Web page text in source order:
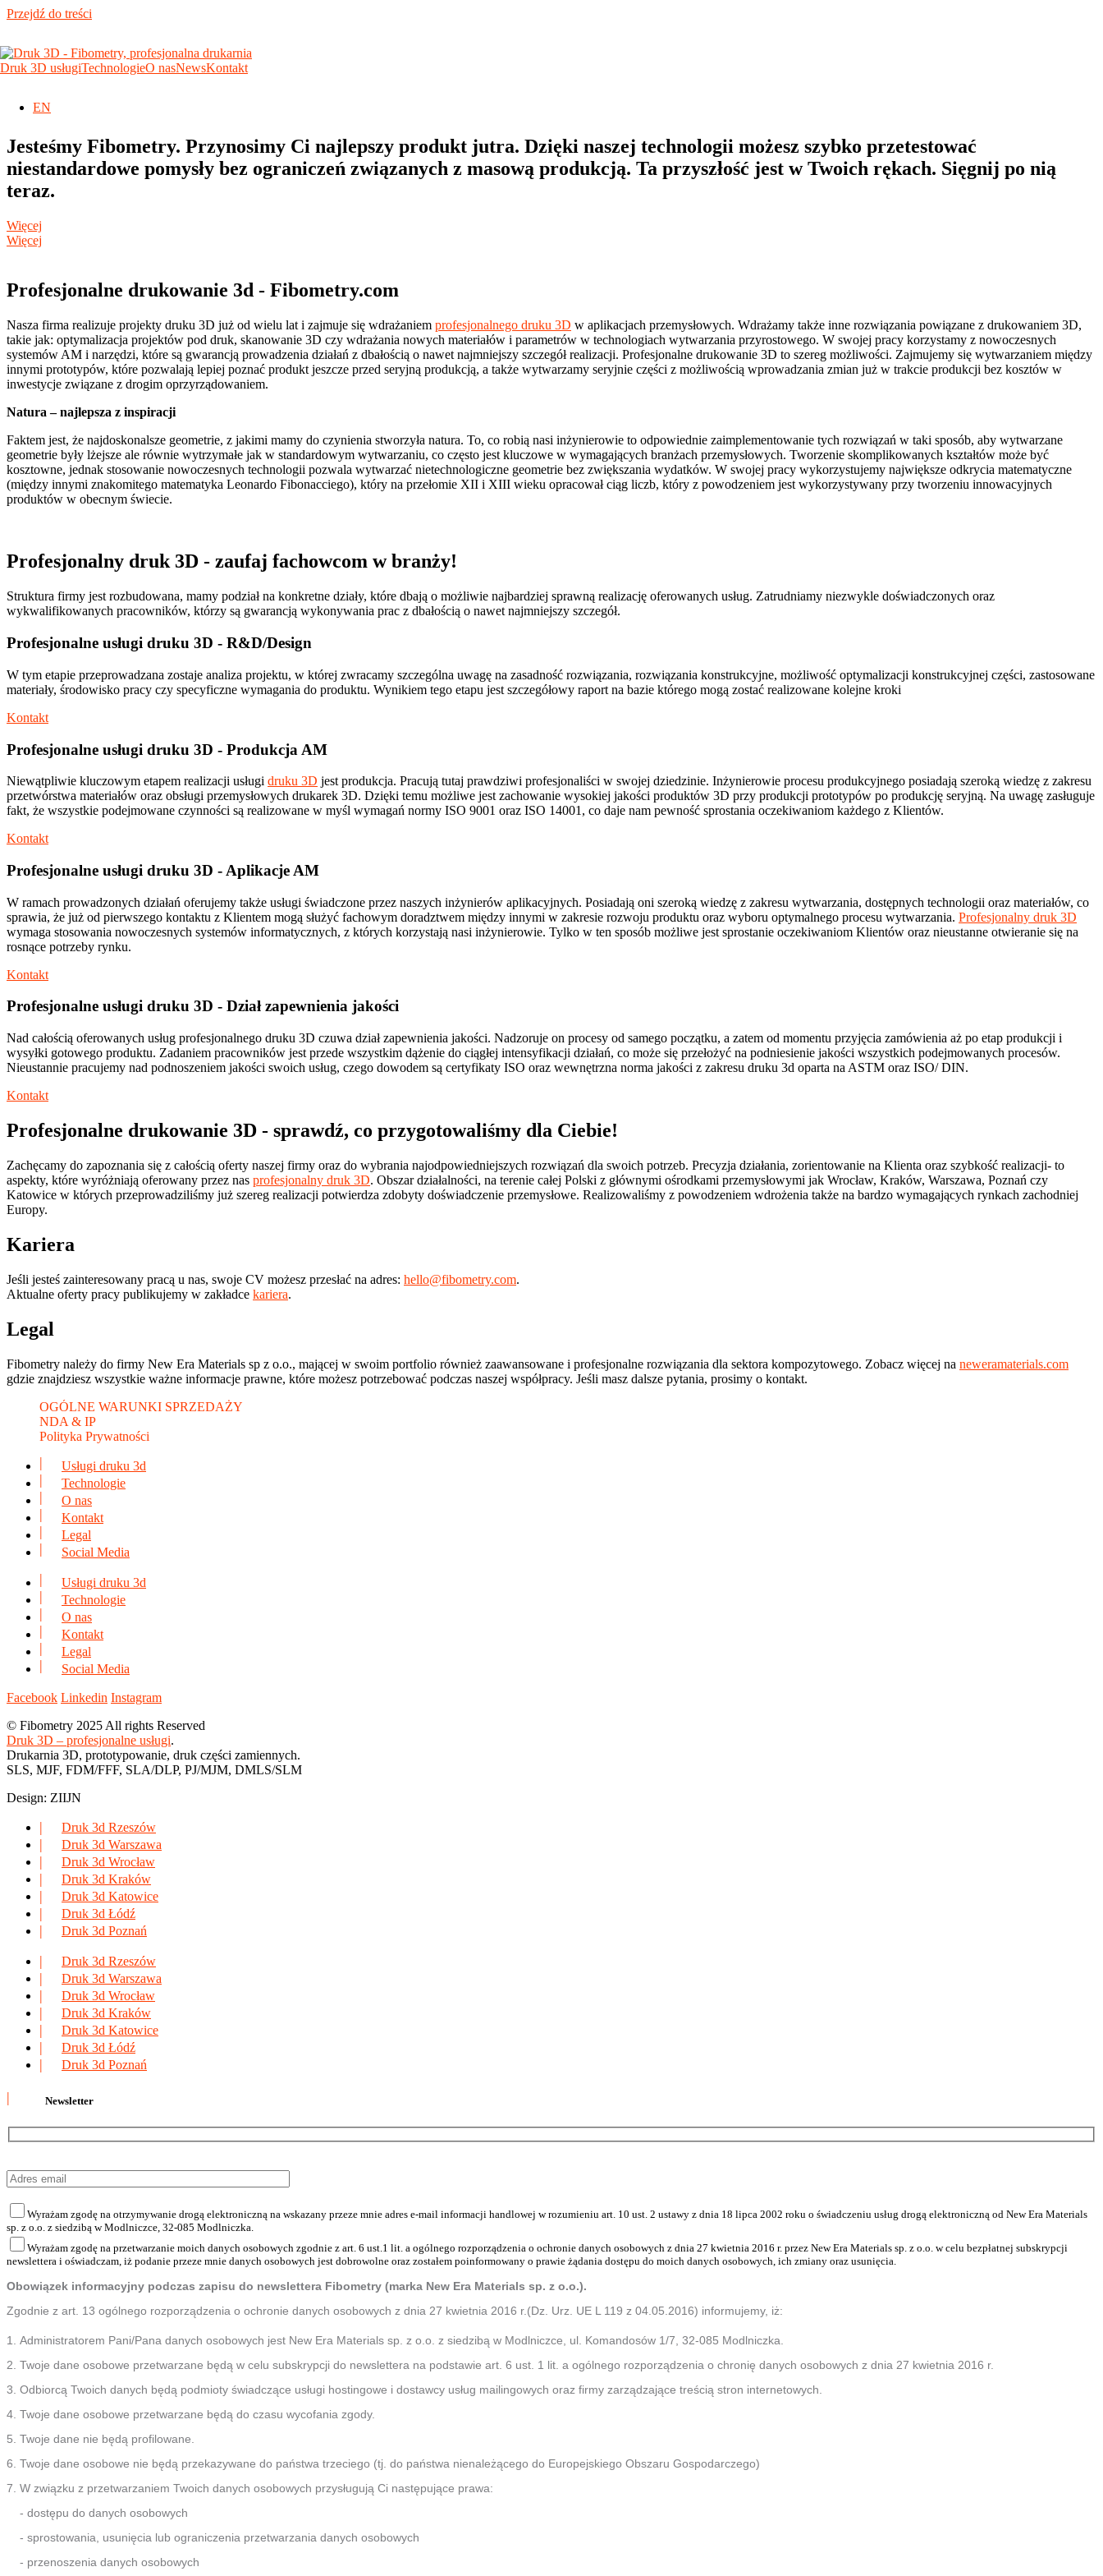
Przejdź do treści
Druk 3D usługiTechnologieO nasNewsKontaktWycena
EN
Jesteśmy Fibometry. Przynosimy Ci najlepszy produkt jutra. Dzięki naszej technologii możesz szybko przetestować
teraz.
Jesteśmy Fibometry. Przynosimy Ci najlepszy produkt jutra. Dzięki naszej technologii możesz szybko przetestować
niestandardowe pomysły bez ograniczeń związanych z masową produkcją. Ta przyszłość jest w Twoich rękach. Sięgnij po nią
teraz.
Więcej
Więcej
Profesjonalne drukowanie 3d - Fibometry.com
Nasza firma realizuje projekty druku 3D już od wielu lat i zajmuje się wdrażaniem profesjonalnego druku 3D w aplikacjach przemysłowych. Wdrażamy także inne rozwiązania powiązane z drukowaniem 3D,
takie jak: optymalizacja projektów pod druk, skanowanie 3D czy wdrażania nowych materiałów i parametrów w technologiach wytwarzania przyrostowego. W swojej pracy korzystamy z nowoczesnych
systemów AM i narzędzi, które są gwarancją prowadzenia działań z dbałością o nawet najmniejszy szczegół realizacji. Profesjonalne drukowanie 3D to szereg możliwości. Zajmujemy się wytwarzaniem między
innymi prototypów, które pozwalają lepiej poznać produkt jeszcze przed seryjną produkcją, a także wytwarzamy seryjnie części z możliwością wprowadzania zmian już w trakcie produkcji bez kosztów w
inwestycje związane z drogim oprzyrządowaniem.
Natura – najlepsza z inspiracji
Faktem jest, że najdoskonalsze geometrie, z jakimi mamy do czynienia stworzyła natura. To, co robią nasi inżynierowie to odpowiednie zaimplementowanie tych rozwiązań w taki sposób, aby wytwarzane
geometrie były lżejsze ale równie wytrzymałe jak w standardowym wytwarzaniu, co często jest kluczowe w wymagających branżach przemysłowych. Tworzenie skomplikowanych kształtów może być
kosztowne, jednak stosowanie nowoczesnych technologii pozwala wytwarzać nietechnologiczne geometrie bez zwiększania wydatków. W swojej pracy wykorzystujemy największe odkrycia matematyczne
(między innymi znakomitego matematyka Leonardo Fibonacciego), który na przełomie XII i XIII wieku opracował ciąg liczb, który z powodzeniem jest wykorzystywany przy tworzeniu innowacyjnych
produktów w obecnym świecie.
Profesjonalny druk 3D - zaufaj fachowcom w branży!
Struktura firmy jest rozbudowana, mamy podział na konkretne działy, które dbają o możliwie najbardziej sprawną realizację oferowanych usług. Zatrudniamy niezwykle doświadczonych oraz
wykwalifikowanych pracowników, którzy są gwarancją wykonywania prac z dbałością o nawet najmniejszy szczegół.
Profesjonalne usługi druku 3D - R&D/Design
W tym etapie przeprowadzana zostaje analiza projektu, w której zwracamy szczególna uwagę na zasadność rozwiązania, rozwiązania konstrukcyjne, możliwość optymalizacji konstrukcyjnej części, zastosowane
materiały, środowisko pracy czy specyficzne wymagania do produktu. Wynikiem tego etapu jest szczegółowy raport na bazie którego mogą zostać realizowane kolejne kroki
Kontakt
Profesjonalne usługi druku 3D - Produkcja AM
Niewątpliwie kluczowym etapem realizacji usługi druku 3D jest produkcja. Pracują tutaj prawdziwi profesjonaliści w swojej dziedzinie. Inżynierowie procesu produkcyjnego posiadają szeroką wiedzę z zakresu
przetwórstwa materiałów oraz obsługi przemysłowych drukarek 3D. Dzięki temu możliwe jest zachowanie wysokiej jakości produktów 3D przy produkcji prototypów po produkcję seryjną. Na uwagę zasługuje
fakt, że wszystkie podejmowane czynności są realizowane w myśl wymagań normy ISO 9001 oraz ISO 14001, co daje nam pewność sprostania oczekiwaniom każdego z Klientów.
Kontakt
Profesjonalne usługi druku 3D - Aplikacje AM
W ramach prowadzonych działań oferujemy także usługi świadczone przez naszych inżynierów aplikacyjnych. Posiadają oni szeroką wiedzę z zakresu wytwarzania, dostępnych technologii oraz materiałów, co
sprawia, że już od pierwszego kontaktu z Klientem mogą służyć fachowym doradztwem między innymi w zakresie rozwoju produktu oraz wyboru optymalnego procesu wytwarzania. Profesjonalny druk 3D
wymaga stosowania nowoczesnych systemów informatycznych, z których korzystają nasi inżynierowie. Tylko w ten sposób możliwe jest sprostanie oczekiwaniom Klientów oraz nieustanne otwieranie się na
rosnące potrzeby rynku.
Kontakt
Profesjonalne usługi druku 3D - Dział zapewnienia jakości
Nad całością oferowanych usług profesjonalnego druku 3D czuwa dział zapewnienia jakości. Nadzoruje on procesy od samego początku, a zatem od momentu przyjęcia zamówienia aż po etap produkcji i
wysyłki gotowego produktu. Zadaniem pracowników jest przede wszystkim dążenie do ciągłej intensyfikacji działań, co może się przełożyć na podniesienie jakości wszystkich podejmowanych procesów.
Nieustannie pracujemy nad podnoszeniem jakości swoich usług, czego dowodem są certyfikaty ISO oraz wewnętrzna norma jakości z zakresu druku 3d oparta na ASTM oraz ISO/ DIN.
Kontakt
Profesjonalne drukowanie 3D - sprawdź, co przygotowaliśmy dla Ciebie!
Zachęcamy do zapoznania się z całością oferty naszej firmy oraz do wybrania najodpowiedniejszych rozwiązań dla swoich potrzeb. Precyzja działania, zorientowanie na Klienta oraz szybkość realizacji- to
aspekty, które wyróżniają oferowany przez nas profesjonalny druk 3D. Obszar działalności, na terenie całej Polski z głównymi ośrodkami przemysłowymi jak Wrocław, Kraków, Warszawa, Poznań czy
Katowice w których przeprowadziliśmy już szereg realizacji potwierdza zdobyty doświadczenie przemysłowe. Realizowaliśmy z powodzeniem wdrożenia także na bardzo wymagających rynkach zachodniej
Europy.
Kariera
Jeśli jesteś zainteresowany pracą u nas, swoje CV możesz przesłać na adres: hello@fibometry.com.
Aktualne oferty pracy publikujemy w zakładce kariera.
Legal
Fibometry należy do firmy New Era Materials sp z o.o., mającej w swoim portfolio również zaawansowane i profesjonalne rozwiązania dla sektora kompozytowego. Zobacz więcej na neweramaterials.com
gdzie znajdziesz wszystkie ważne informacje prawne, które możesz potrzebować podczas naszej współpracy. Jeśli masz dalsze pytania, prosimy o kontakt.
OGÓLNE WARUNKI SPRZEDAŻY
NDA & IP
Polityka Prywatności
Usługi druku 3d
Technologie
O nas
Kontakt
Legal
Social Media
Usługi druku 3d
Technologie
O nas
Kontakt
Legal
Social Media
Facebook Linkedin Instagram
© Fibometry 2025 All rights Reserved
Druk 3D – profesjonalne usługi.
Drukarnia 3D, prototypowanie, druk części zamiennych.
SLS, MJF, FDM/FFF, SLA/DLP, PJ/MJM, DMLS/SLM
Design: ZIIJN
Druk 3d Rzeszów
Druk 3d Warszawa
Druk 3d Wrocław
Druk 3d Kraków
Druk 3d Katowice
Druk 3d Łódź
Druk 3d Poznań
Druk 3d Rzeszów
Druk 3d Warszawa
Druk 3d Wrocław
Druk 3d Kraków
Druk 3d Katowice
Druk 3d Łódź
Druk 3d Poznań
Newsletter
Wyrażam zgodę na otrzymywanie drogą elektroniczną na wskazany przeze mnie adres e-mail informacji handlowej w rozumieniu art. 10 ust. 2 ustawy z dnia 18 lipca 2002 roku o świadczeniu usług drogą elektroniczną od New Era Materials
sp. z o.o. z siedzibą w Modlniczce, 32-085 Modlniczka.
Wyrażam zgodę na przetwarzanie moich danych osobowych zgodnie z art. 6 ust.1 lit. a ogólnego rozporządzenia o ochronie danych osobowych z dnia 27 kwietnia 2016 r. przez New Era Materials sp. z o.o. w celu bezpłatnej subskrypcji
newslettera i oświadczam, iż podanie przeze mnie danych osobowych jest dobrowolne oraz zostałem poinformowany o prawie żądania dostępu do moich danych osobowych, ich zmiany oraz usunięcia.
Obowiązek informacyjny podczas zapisu do newslettera Fibometry (marka New Era Materials sp. z o.o.).
Zgodnie z art. 13 ogólnego rozporządzenia o ochronie danych osobowych z dnia 27 kwietnia 2016 r.(Dz. Urz. UE L 119 z 04.05.2016) informujemy, iż:
Administratorem Pani/Pana danych osobowych jest New Era Materials sp. z o.o. z siedzibą w Modlniczce, ul. Komandosów 1/7, 32-085 Modlniczka.
Twoje dane osobowe przetwarzane będą w celu subskrypcji do newslettera na podstawie art. 6 ust. 1 lit. a ogólnego rozporządzenia o chronię danych osobowych z dnia 27 kwietnia 2016 r.
Odbiorcą Twoich danych będą podmioty świadczące usługi hostingowe i dostawcy usług mailingowych oraz firmy zarządzające treścią stron internetowych.
Twoje dane osobowe przetwarzane będą do czasu wycofania zgody.
Twoje dane nie będą profilowane.
Twoje dane osobowe nie będą przekazywane do państwa trzeciego (tj. do państwa nienależącego do Europejskiego Obszaru Gospodarczego)
W związku z przetwarzaniem Twoich danych osobowych przysługują Ci następujące prawa:
- dostępu do danych osobowych
- sprostowania, usunięcia lub ograniczenia przetwarzania danych osobowych
- przenoszenia danych osobowych